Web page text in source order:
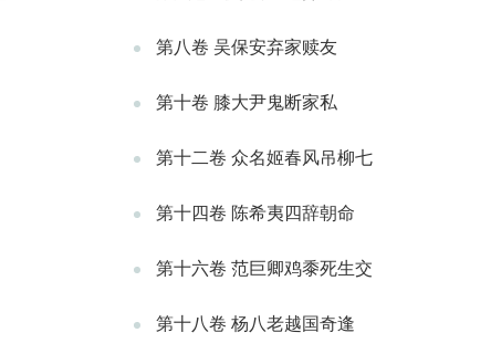
第八卷 吴保安弃家赎友
第十卷 膝大尹鬼断家私
第十二卷 众名姬春风吊柳七
第十四卷 陈希夷四辞朝命
第十六卷 范巨卿鸡黍死生交
第十八卷 杨八老越国奇逢